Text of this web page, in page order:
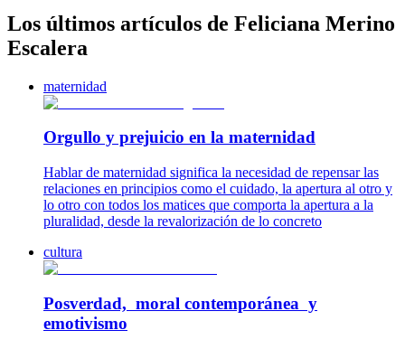
Los últimos artículos de Feliciana Merino
Escalera
maternidad
Orgullo y prejuicio en la maternidad
Hablar de maternidad significa la necesidad de repensar las
relaciones en principios como el cuidado, la apertura al otro y
lo otro con todos los matices que comporta la apertura a la
pluralidad, desde la revalorización de lo concreto
cultura
Posverdad, moral contemporánea y
emotivismo